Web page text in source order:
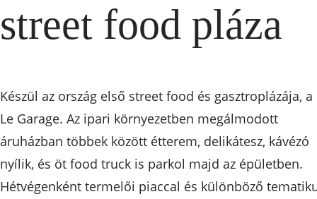
street food pláza
Készül az ország első street food és gasztroplázája, a
Le Garage. Az ipari környezetben megálmodott
áruházban többek között étterem, delikátesz, kávézó
nyílik, és öt food truck is parkol majd az épületben.
Hétvégenként termelői piaccal és különböző